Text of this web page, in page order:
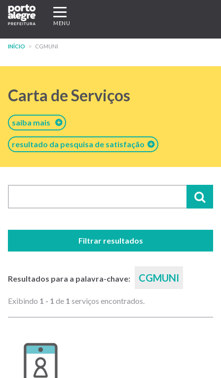
Pular
para
conteúdo
Expandir/recolher
navegação
MENU
INÍCIO CGMUNI
Carta de Serviços
saiba mais
resultado da pesquisa de satisfação
Filtrar resultados
Resultados para a palavra-chave: CGMUNI
Exibindo 1 - 1 de 1 serviços encontrados.